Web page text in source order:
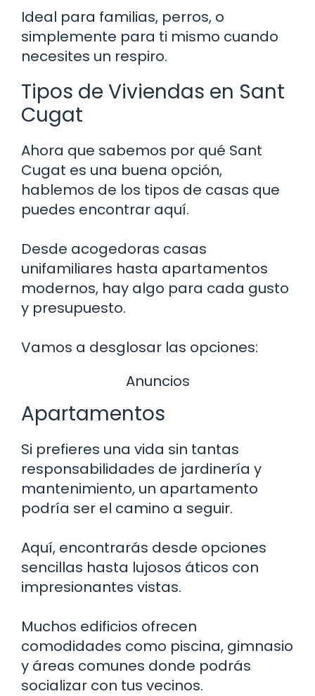
Ideal para familias, perros, o
simplemente para ti mismo cuando
necesites un respiro.
Tipos de Viviendas en Sant
Cugat
Ahora que sabemos por qué Sant
Cugat es una buena opción,
hablemos de los tipos de casas que
puedes encontrar aquí.
Desde acogedoras casas
unifamiliares hasta apartamentos
modernos, hay algo para cada gusto
y presupuesto.
Vamos a desglosar las opciones:
Anuncios
Apartamentos
Si prefieres una vida sin tantas
responsabilidades de jardinería y
mantenimiento, un apartamento
podría ser el camino a seguir.
Aquí, encontrarás desde opciones
sencillas hasta lujosos áticos con
impresionantes vistas.
Muchos edificios ofrecen
comodidades como piscina, gimnasio
y áreas comunes donde podrás
socializar con tus vecinos.